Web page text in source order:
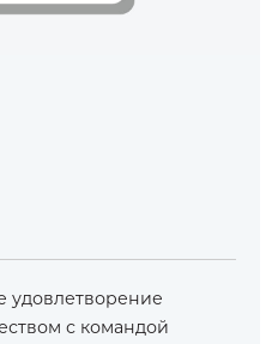
удовлетворение
с командой